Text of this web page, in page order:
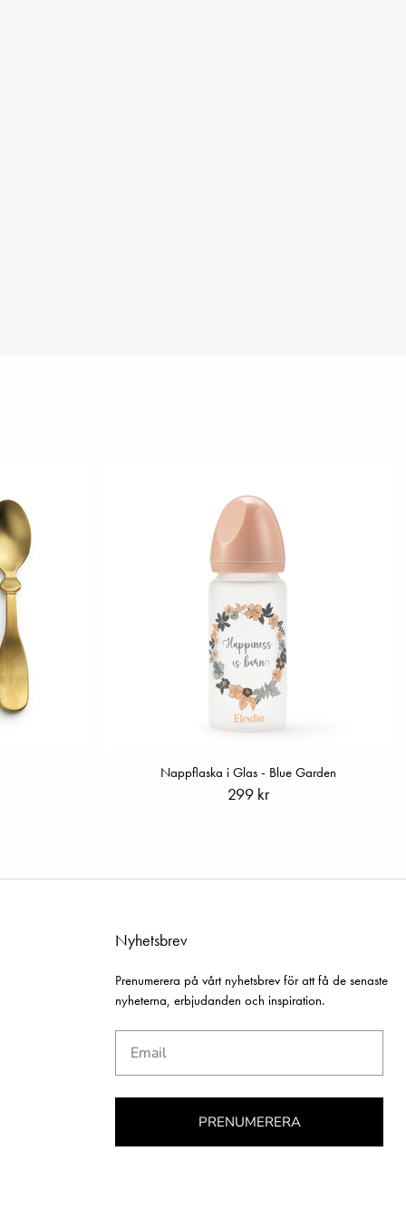
Nappflaska i Glas - Blue Garden
299 kr
Nyhetsbrev
Prenumerera på vårt nyhetsbrev för att få de senaste
nyheterna, erbjudanden och inspiration.
PRENUMERERA